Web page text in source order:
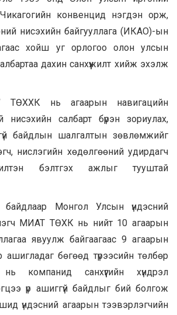
конвенцид нэгдэн орж,
нисэхийн байгууллага (ИКАО)-ын
хойш уг орлогоо олон улсын
дахин санхүүжилт хийж эхэлж
ТӨХХК нь агаарын навигацийн
нисэхийн салбарт бүрэн зориулах,
байдлын шалгалтын зөвлөмжийг
нислэгийн хөдөлгөөний удирдагч
бэлтгэх ажлыг тууштай
Монгол Улсын үндэсний
МИАТ ТӨХК нь нийт 10 агаарын
явуулж байгаагаас 9 агаарын
ашигладаг бөгөөд түрээсийн төлбөр
компанид санхүүгийн хүндрэл
үр ашиггүй байдлыг бий болгож
үндэсний агаарын тээвэрлэгчийн